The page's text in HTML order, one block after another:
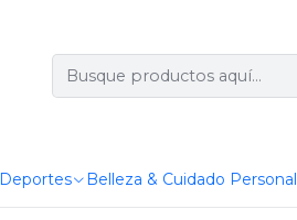
Deportes Belleza & Cuidado Personal